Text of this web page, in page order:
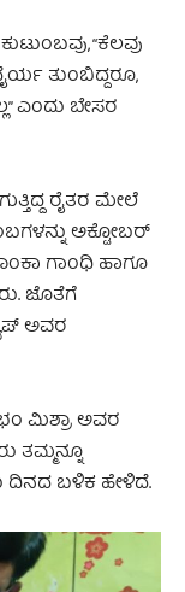
“ಕೆಲವು
ತುಂಬಿದ್ದರೂ,
ಬೇಸರ
ರೈತರ ಮೇಲೆ
ಅಕ್ಟೋಬರ್‌
ಗಾಂಧಿ ಹಾಗೂ
ಜೊತೆಗೆ
ಅವರ
ಮಿಶ್ರಾ ಅವರ
ತಮ್ಮನ್ನೂ
ದಿನದ ಬಳಿಕ ಹೇಳಿದೆ.